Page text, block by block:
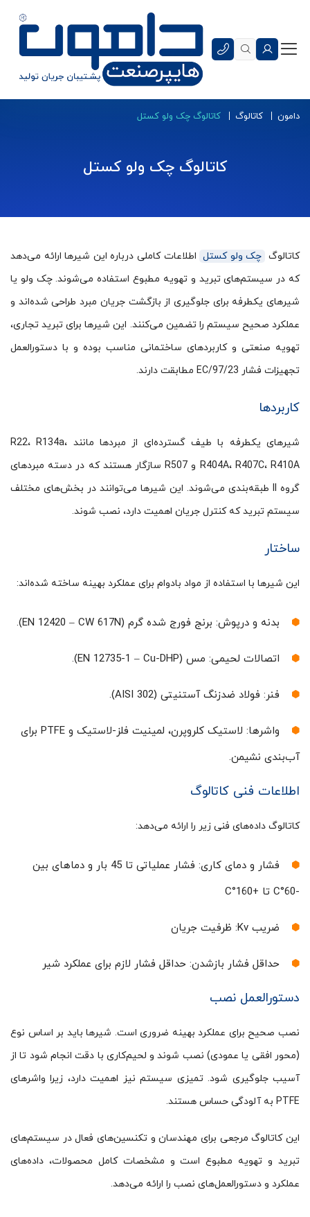
دامون کاتالوگ کاتالوگ چک ولو کستل
کاتالوگ چک ولو کستل
کاتالوگ چک ولو کستل اطلاعات کاملی درباره این شیرها ارائه می‌دهد
که در سیستم‌های تبرید و تهویه مطبوع استفاده می‌شوند. چک ولو یا
شیرهای یکطرفه برای جلوگیری از بازگشت جریان مبرد طراحی شده‌اند و
عملکرد صحیح سیستم را تضمین می‌کنند. این شیرها برای تبرید تجاری،
تهویه صنعتی و کاربردهای ساختمانی مناسب بوده و با دستورالعمل
تجهیزات فشار 97/23/EC مطابقت دارند.
کاربردها
شیرهای یکطرفه با طیف گسترده‌ای از مبردها مانند R22، R134a،
R404A، R407C، R410A و R507 سازگار هستند که در دسته مبردهای
گروه II طبقه‌بندی می‌شوند. این شیرها می‌توانند در بخش‌های مختلف
سیستم تبرید که کنترل جریان اهمیت دارد، نصب شوند.
ساختار
این شیرها با استفاده از مواد بادوام برای عملکرد بهینه ساخته شده‌اند:
بدنه و درپوش: برنج فورج شده گرم (EN 12420 – CW 617N).
اتصالات لحیمی: مس (EN 12735-1 – Cu-DHP).
فنر: فولاد ضدزنگ آستنیتی (AISI 302).
واشرها: لاستیک کلروپرن، لمینیت فلز-لاستیک و PTFE برای
آب‌بندی نشیمن.
اطلاعات فنی کاتالوگ
کاتالوگ داده‌های فنی زیر را ارائه می‌دهد:
فشار و دمای کاری: فشار عملیاتی تا 45 بار و دماهای بین
-60°C تا +160°C
ضریب Kv: ظرفیت جریان
حداقل فشار بازشدن: حداقل فشار لازم برای عملکرد شیر
دستورالعمل نصب
نصب صحیح برای عملکرد بهینه ضروری است. شیرها باید بر اساس نوع
(محور افقی یا عمودی) نصب شوند و لحیم‌کاری با دقت انجام شود تا از
آسیب جلوگیری شود. تمیزی سیستم نیز اهمیت دارد، زیرا واشرهای
PTFE به آلودگی حساس هستند.
این کاتالوگ مرجعی برای مهندسان و تکنسین‌های فعال در سیستم‌های
تبرید و تهویه مطبوع است و مشخصات کامل محصولات، داده‌های
عملکرد و دستورالعمل‌های نصب را ارائه می‌دهد.